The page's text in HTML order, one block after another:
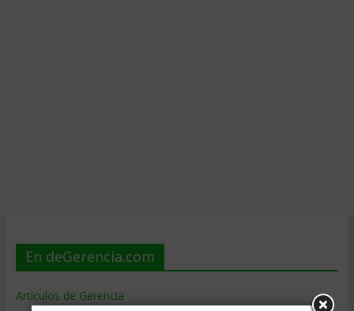
En deGerencia.com
Artículos de Gerencia